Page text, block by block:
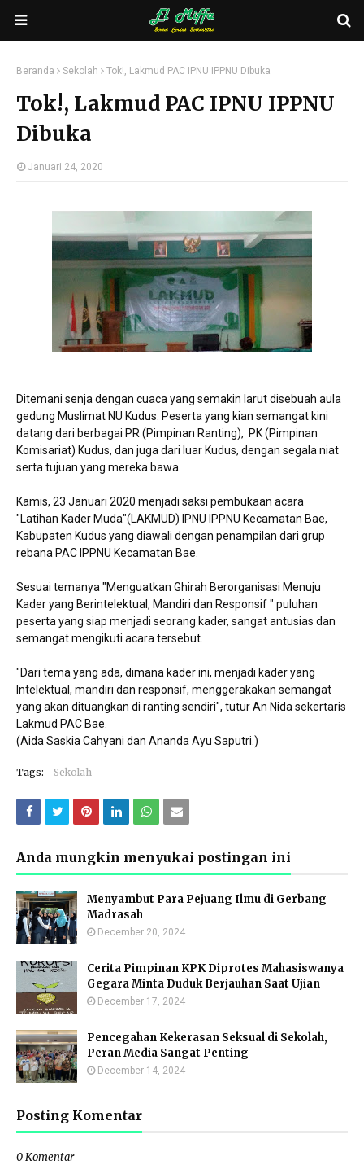
Beranda Sekolah Tok!, Lakmud PAC IPNU IPPNU Dibuka
Tok!, Lakmud PAC IPNU IPPNU
Dibuka
Januari 24, 2020
Ditemani senja dengan cuaca yang semakin larut disebuah aula
gedung Muslimat NU Kudus. Peserta yang kian semangat kini
datang dari berbagai PR (Pimpinan Ranting), PK (Pimpinan
Komisariat) Kudus, dan juga dari luar Kudus, dengan segala niat
serta tujuan yang mereka bawa.
Kamis, 23 Januari 2020 menjadi saksi pembukaan acara
"Latihan Kader Muda"(LAKMUD) IPNU IPPNU Kecamatan Bae,
Kabupaten Kudus yang diawali dengan penampilan dari grup
rebana PAC IPPNU Kecamatan Bae.
Sesuai temanya "Menguatkan Ghirah Berorganisasi Menuju
Kader yang Berintelektual, Mandiri dan Responsif " puluhan
peserta yang siap menjadi seorang kader, sangat antusias dan
semangat mengikuti acara tersebut.
"Dari tema yang ada, dimana kader ini, menjadi kader yang
Intelektual, mandiri dan responsif, menggerakakan semangat
yang akan dituangkan di ranting sendiri", tutur An Nida sekertaris
Lakmud PAC Bae.
(Aida Saskia Cahyani dan Ananda Ayu Saputri.)
Tags: Sekolah
Anda mungkin menyukai postingan ini
Menyambut Para Pejuang Ilmu di Gerbang
Madrasah
December 20, 2024
Cerita Pimpinan KPK Diprotes Mahasiswanya
Gegara Minta Duduk Berjauhan Saat Ujian
December 17, 2024
Pencegahan Kekerasan Seksual di Sekolah,
Peran Media Sangat Penting
December 14, 2024
Posting Komentar
0 Komentar